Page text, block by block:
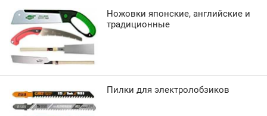
Ножовки японские, английские и
традиционные
Пилки для электролобзиков